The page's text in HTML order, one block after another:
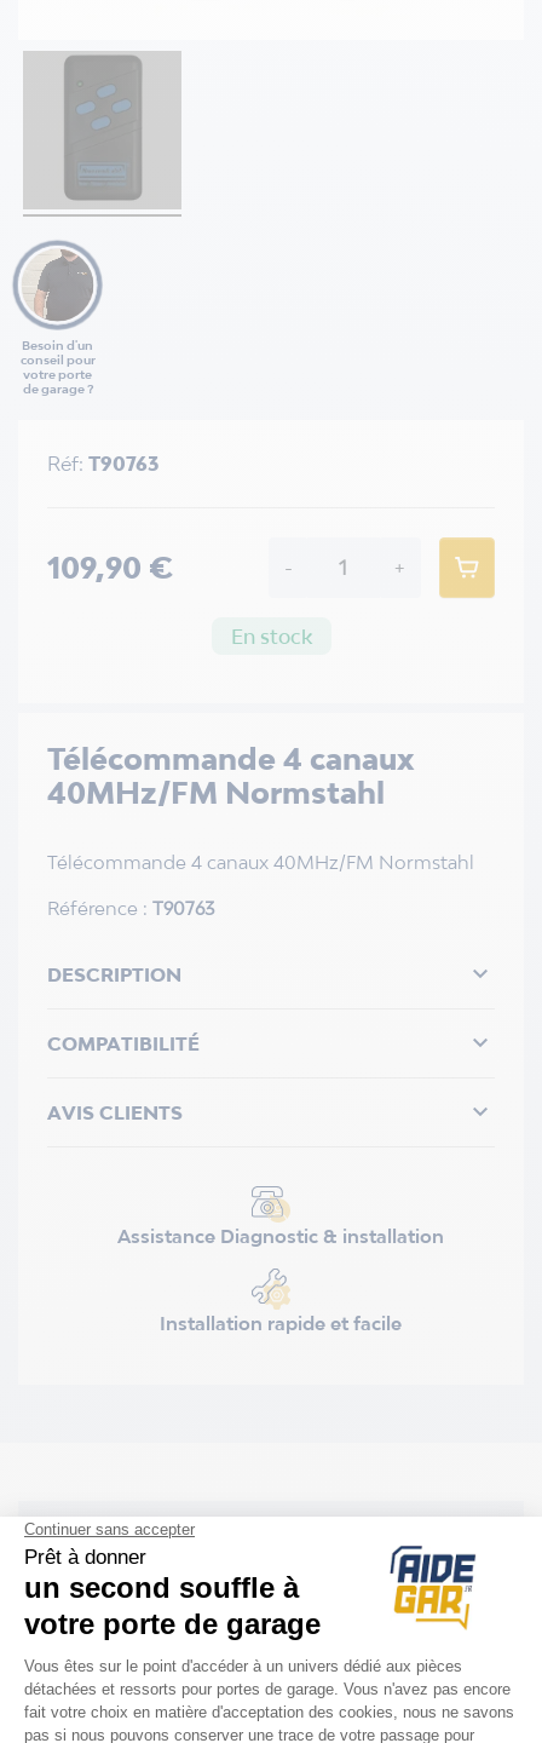
Besoin d'un
conseil pour
votre porte
de garage ?
Télécommande 4 canaux
40MHz/FM Normstahl
Télécommande 4 canaux 40MHz/FM Normstahl
Référence : T90763
DESCRIPTION 
COMPATIBILITÉ 
AVIS CLIENTS 
Assistance Diagnostic & installation
Installation rapide et facile
Réf: T90763
109,90 € - +
En stock
DESCRIPTION
Dimensions :60 x 110 x 25mm